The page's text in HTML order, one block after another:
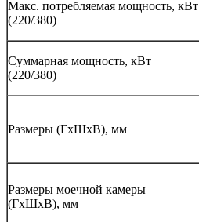
Макс. потребляемая мощность, кВт
(220/380)
Суммарная мощность, кВт
(220/380)
Размеры (ГхШхВ), мм
Размеры моечной камеры
(ГхШхВ), мм